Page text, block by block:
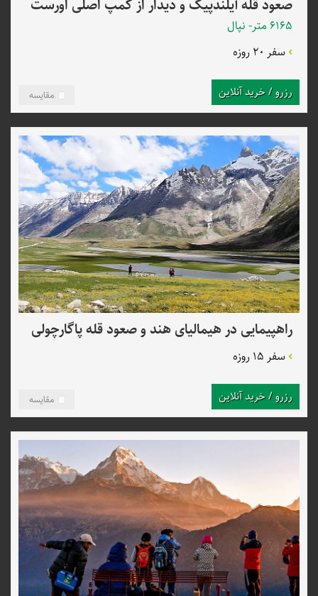
صعود قله آیلندپیک و دیدار از کمپ اصلی اورست
6165 متر- نپال
سفر 20 روزه
مقایسه رزرو / خرید آنلاین
راهپیمایی در هیمالیای هند و صعود قله پاگارچولی
سفر 15 روزه
مقایسه رزرو / خرید آنلاین